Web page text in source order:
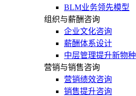
BLM业务领先模型
组织与薪酬咨询
企业文化咨询
薪酬体系设计
中层管理提升新物种
营销与销售咨询
营销绩效咨询
销售提升咨询